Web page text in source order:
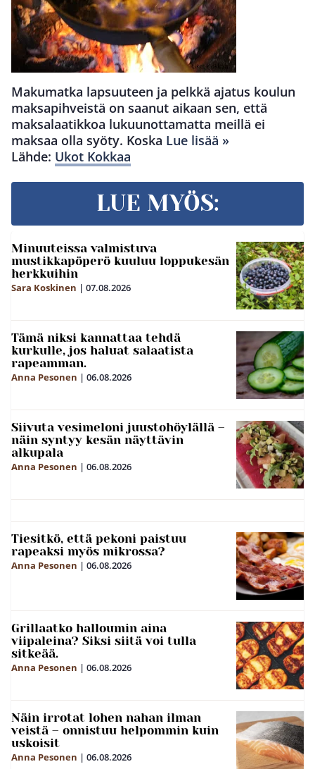
Makumatka lapsuuteen ja pelkkä ajatus koulun
maksapihveistä on saanut aikaan sen, että
maksalaatikkoa lukuunottamatta meillä ei
maksaa olla syöty. Koska Lue lisää »
Lähde: Ukot Kokkaa
LUE MYÖS:
Minuuteissa valmistuva
mustikkapöperö kuuluu loppukesän
herkkuihin
Sara Koskinen | 07.08.2026
Tämä niksi kannattaa tehdä
kurkulle, jos haluat salaatista
rapeamman.
Anna Pesonen | 06.08.2026
Siivuta vesimeloni juustohöylällä –
näin syntyy kesän näyttävin
alkupala
Anna Pesonen | 06.08.2026
Tiesitkö, että pekoni paistuu
rapeaksi myös mikrossa?
Anna Pesonen | 06.08.2026
Grillaatko halloumin aina
viipaleina? Siksi siitä voi tulla
sitkeää.
Anna Pesonen | 06.08.2026
Näin irrotat lohen nahan ilman
veistä – onnistuu helpommin kuin
uskoisit
Anna Pesonen | 06.08.2026